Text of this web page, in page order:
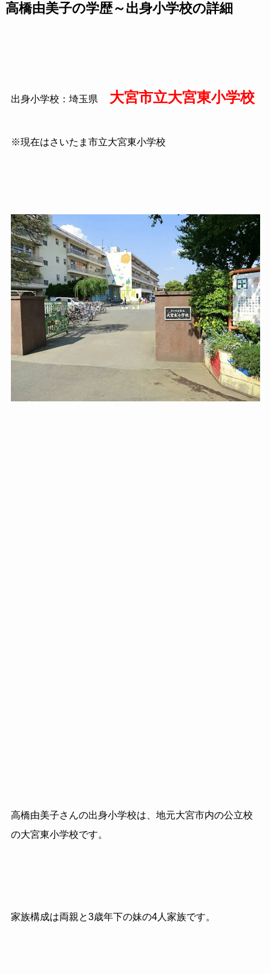
高橋由美子の学歴～出身小学校の詳細
出身小学校：埼玉県 大宮市立大宮東小学校
※現在はさいたま市立大宮東小学校
高橋由美子さんの出身小学校は、地元大宮市内の公立校
の大宮東小学校です。
家族構成は両親と3歳年下の妹の4人家族です。